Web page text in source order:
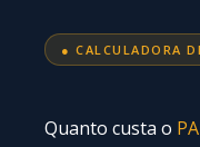
● CALCULADORA
Quanto custa o